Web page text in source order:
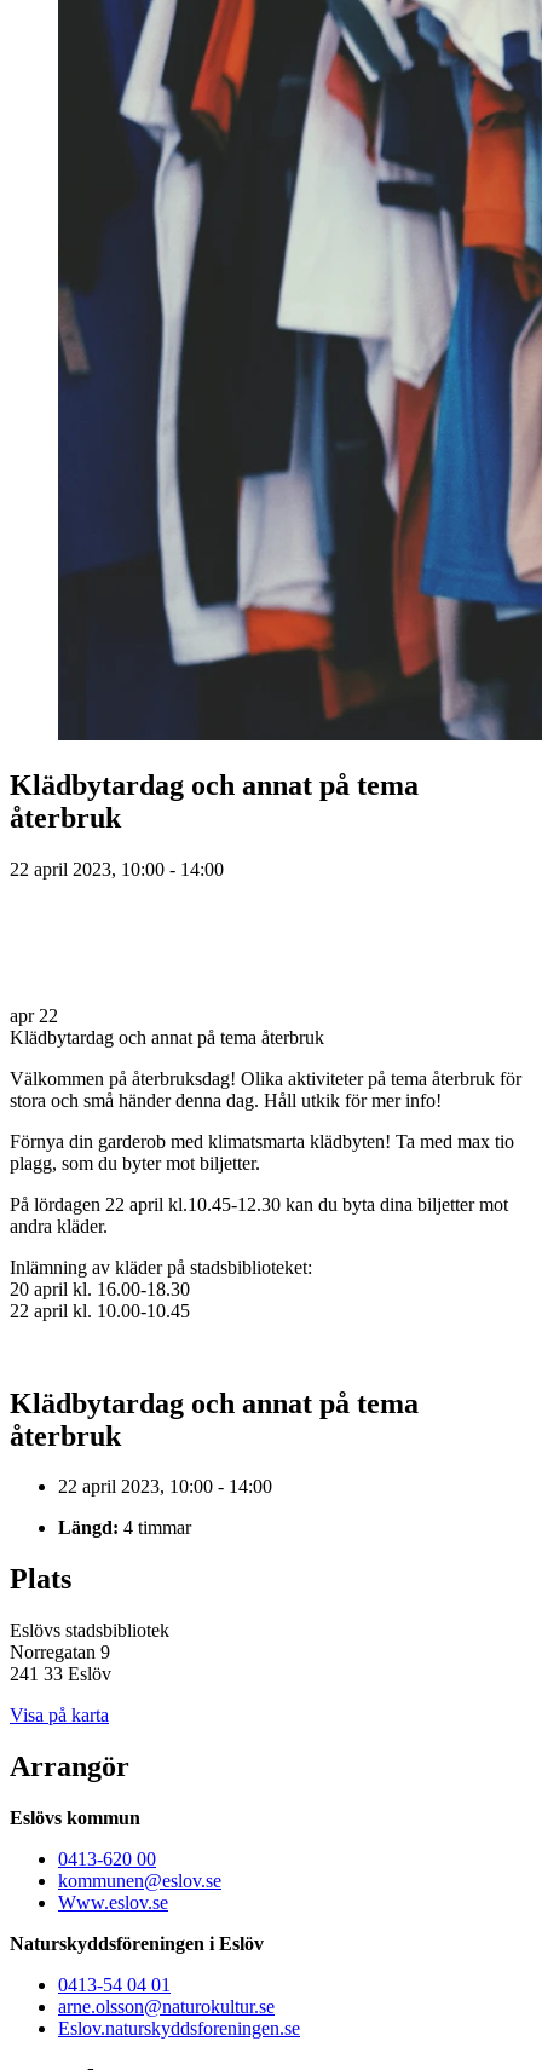
Klädbytardag och annat på tema
återbruk
22 april 2023, 10:00 - 14:00
apr 22
Klädbytardag och annat på tema återbruk
Välkommen på återbruksdag! Olika aktiviteter på tema återbruk för
stora och små händer denna dag. Håll utkik för mer info!
Förnya din garderob med klimatsmarta klädbyten! Ta med max tio
plagg, som du byter mot biljetter.
På lördagen 22 april kl.10.45-12.30 kan du byta dina biljetter mot
andra kläder.
Inlämning av kläder på stadsbiblioteket:
20 april kl. 16.00-18.30
22 april kl. 10.00-10.45
Klädbytardag och annat på tema
återbruk
22 april 2023, 10:00 - 14:00
Längd: 4 timmar
Plats
Eslövs stadsbibliotek
Norregatan 9
241 33 Eslöv
Visa på karta
Arrangör
Eslövs kommun
0413-620 00
kommunen@eslov.se
Www.eslov.se
Naturskyddsföreningen i Eslöv
0413-54 04 01
arne.olsson@naturokultur.se
Eslov.naturskyddsforeningen.se